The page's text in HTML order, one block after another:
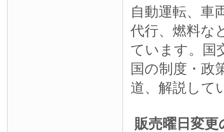
自動運転、車
代行、燃料な
ています。国
国の制度・政
道、解説して
販売曜日変